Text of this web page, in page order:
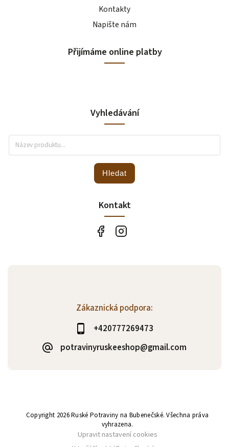
Zákaznická podpora:
+420777269473
potravinyruskeeshop@gmail.com
Kontakty
Napište nám
Přijímáme online platby
Vyhledávání
Hledat
Kontakt
Copyright 2026Ruské Potraviny na Bubenečské. Všechna práva
vyhrazena.
Upravit nastavení cookies